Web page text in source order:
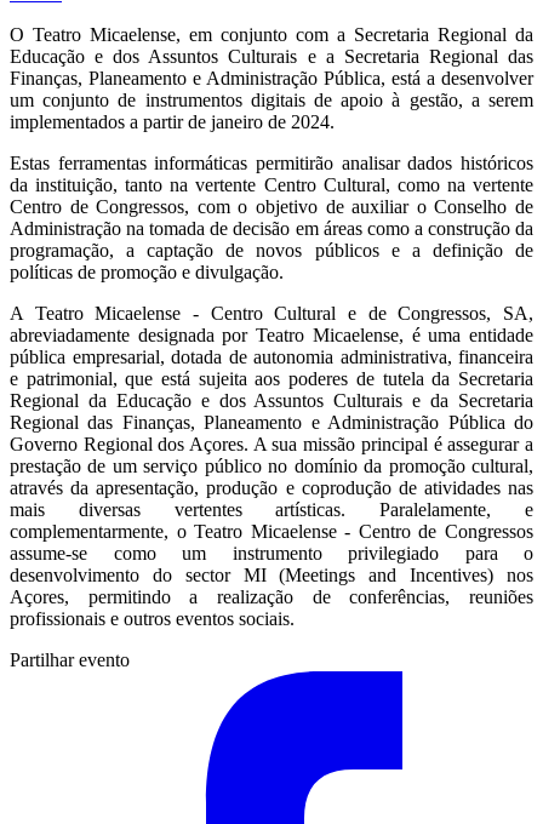
O Teatro Micaelense, em conjunto com a Secretaria Regional da
Educação e dos Assuntos Culturais e a Secretaria Regional das
Finanças, Planeamento e Administração Pública, está a desenvolver
um conjunto de instrumentos digitais de apoio à gestão, a serem
implementados a partir de janeiro de 2024.
Estas ferramentas informáticas permitirão analisar dados históricos
da instituição, tanto na vertente Centro Cultural, como na vertente
Centro de Congressos, com o objetivo de auxiliar o Conselho de
Administração na tomada de decisão em áreas como a construção da
programação, a captação de novos públicos e a definição de
políticas de promoção e divulgação.
A Teatro Micaelense - Centro Cultural e de Congressos, SA,
abreviadamente designada por Teatro Micaelense, é uma entidade
pública empresarial, dotada de autonomia administrativa, financeira
e patrimonial, que está sujeita aos poderes de tutela da Secretaria
Regional da Educação e dos Assuntos Culturais e da Secretaria
Regional das Finanças, Planeamento e Administração Pública do
Governo Regional dos Açores. A sua missão principal é assegurar a
prestação de um serviço público no domínio da promoção cultural,
através da apresentação, produção e coprodução de atividades nas
mais diversas vertentes artísticas. Paralelamente, e
complementarmente, o Teatro Micaelense - Centro de Congressos
assume-se como um instrumento privilegiado para o
desenvolvimento do sector MI (Meetings and Incentives) nos
Açores, permitindo a realização de conferências, reuniões
profissionais e outros eventos sociais.
Partilhar evento